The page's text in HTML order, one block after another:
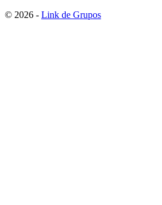
© 2026 - Link de Grupos